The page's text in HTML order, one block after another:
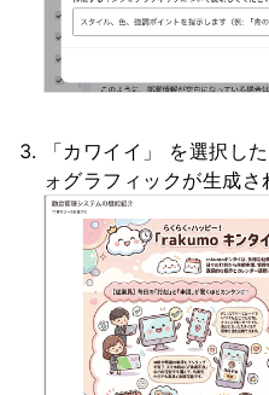
「カワイイ」 を選択し
ォグラフィックが生成さ